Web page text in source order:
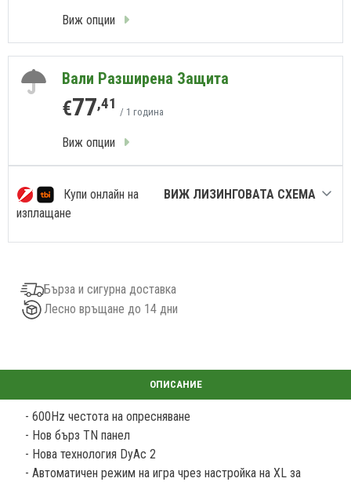
Виж опции
Вали Разширена Защита
€77,41 / 1 година
Виж опции
Купи онлайн на
изплащане
ВИЖ ЛИЗИНГОВАТА СХЕМА
Бърза и сигурна доставка
Лесно връщане до 14 дни
- 600Hz честота на опресняване
- Нов бърз TN панел
- Нова технология DyAc 2
- Автоматичен режим на игра чрез настройка на XL за